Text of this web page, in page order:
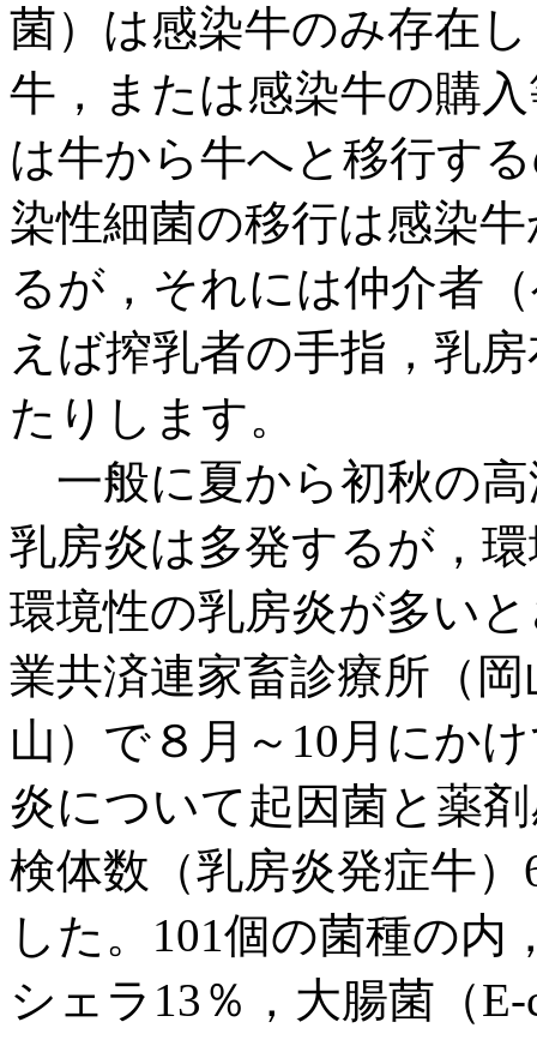
菌）は感染牛のみ存在
牛，または感染牛の購
は牛から牛へと移行す
染性細菌の移行は感染
るが，それには仲介者
えば搾乳者の手指，乳
たりします。
一般に夏から初秋の
乳房炎は多発するが，
環境性の乳房炎が多い
業共済連家畜診療所（
山）で８月～10月にか
炎について起因菌と薬
検体数（乳房炎発症牛
した。101個の菌種の内
シェラ13％，大腸菌（